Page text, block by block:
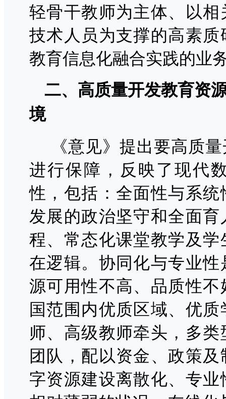
轻骨干教师为主体、以
技术人员为支撑的高素
教育信息化融合实践的业
二、高质量开发教育资
境
《意见》提出要高质
进行保障，反映了现代
性，包括：全面性与系
发展的政治坚守和全面
程、常态化课堂教学及
在逻辑。协同化与专业
源可用性不高、品质性
国范围内优质区域、优
师、高级教师牵头，多
团队，配以资金、政策
字资源建设离散化、专